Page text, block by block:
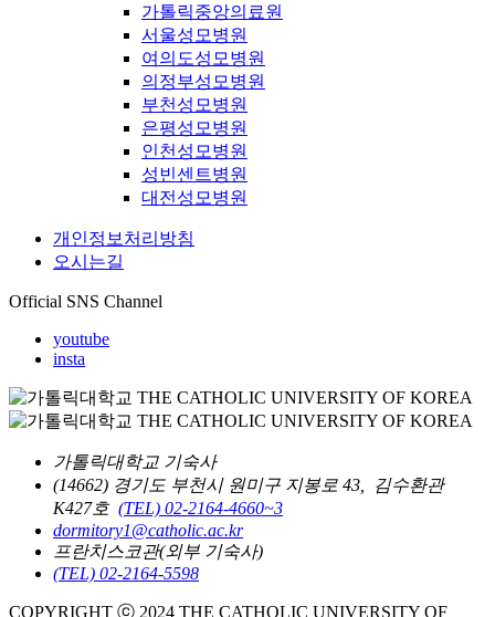
가톨릭중앙의료원
서울성모병원
여의도성모병원
의정부성모병원
부천성모병원
은평성모병원
인천성모병원
성빈센트병원
대전성모병원
개인정보처리방침
오시는길
Official SNS Channel
youtube
insta
가톨릭대학교 기숙사
(14662) 경기도 부천시 원미구 지봉로 43, 김수환관
K427호 (TEL) 02-2164-4660~3
dormitory1@catholic.ac.kr
프란치스코관(외부 기숙사)
(TEL) 02-2164-5598
COPYRIGHT ⓒ 2024 THE CATHOLIC UNIVERSITY OF